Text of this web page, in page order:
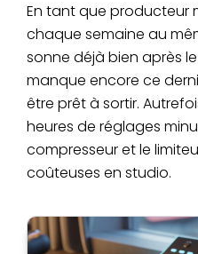
En tant que producteur
chaque semaine au
sonne déjà bien après
manque encore ce
être prêt à sortir.
heures de réglages
compresseur et le
coûteuses en studio.